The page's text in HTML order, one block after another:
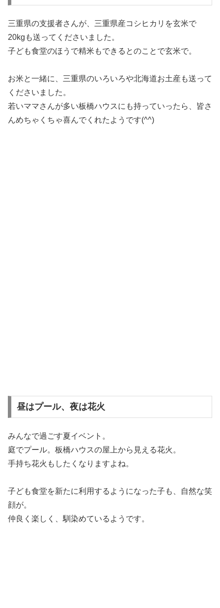
三重県の支援者さんが、三重県産コシヒカリを玄米で
20kgも送ってくださいました。
子ども食堂のほうで精米もできるとのことで玄米で。
お米と一緒に、三重県のいろいろや北海道お土産も送って
くださいました。
若いママさんが多い板橋ハウスにも持っていったら、皆さ
んめちゃくちゃ喜んでくれたようです(^^)
昼はプール、夜は花火
みんなで過ごす夏イベント。
庭でプール。板橋ハウスの屋上から見える花火。
手持ち花火もしたくなりますよね。
子ども食堂を新たに利用するようになった子も、自然な笑
顔が。
仲良く楽しく、馴染めているようです。